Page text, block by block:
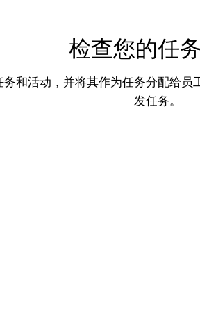
检查您的任
和活动，并将其作为任务分配给
发任务。